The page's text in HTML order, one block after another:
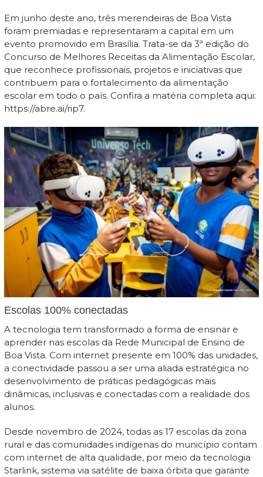
Em junho deste ano, três merendeiras de Boa Vista
foram premiadas e representaram a capital em um
evento promovido em Brasília. Trata-se da 3ª edição do
Concurso de Melhores Receitas da Alimentação Escolar,
que reconhece profissionais, projetos e iniciativas que
contribuem para o fortalecimento da alimentação
escolar em todo o país. Confira a matéria completa aqui:
https://abre.ai/rip7.
Escolas 100% conectadas
A tecnologia tem transformado a forma de ensinar e
aprender nas escolas da Rede Municipal de Ensino de
Boa Vista. Com internet presente em 100% das unidades,
a conectividade passou a ser uma aliada estratégica no
desenvolvimento de práticas pedagógicas mais
dinâmicas, inclusivas e conectadas com a realidade dos
alunos.
Desde novembro de 2024, todas as 17 escolas da zona
rural e das comunidades indígenas do município contam
com internet de alta qualidade, por meio da tecnologia
Starlink, sistema via satélite de baixa órbita que garante